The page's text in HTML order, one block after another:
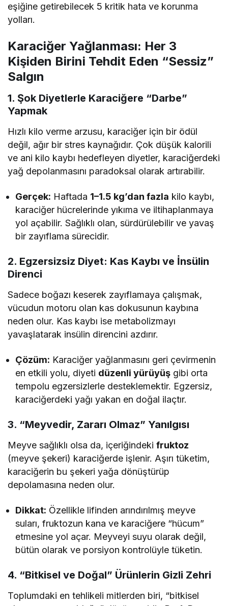
eşiğine getirebilecek 5 kritik hata ve korunma
yolları.
Karaciğer Yağlanması: Her 3
Kişiden Birini Tehdit Eden “Sessiz”
Salgın
1. Şok Diyetlerle Karaciğere “Darbe”
Yapmak
Hızlı kilo verme arzusu, karaciğer için bir ödül
değil, ağır bir stres kaynağıdır. Çok düşük kalorili
ve ani kilo kaybı hedefleyen diyetler, karaciğerdeki
yağ depolanmasını paradoksal olarak artırabilir.
Gerçek: Haftada 1–1.5 kg’dan fazla kilo kaybı,
karaciğer hücrelerinde yıkıma ve iltihaplanmaya
yol açabilir. Sağlıklı olan, sürdürülebilir ve yavaş
bir zayıflama sürecidir.
2. Egzersizsiz Diyet: Kas Kaybı ve İnsülin
Direnci
Sadece boğazı keserek zayıflamaya çalışmak,
vücudun motoru olan kas dokusunun kaybına
neden olur. Kas kaybı ise metabolizmayı
yavaşlatarak insülin direncini azdırır.
Çözüm: Karaciğer yağlanmasını geri çevirmenin
en etkili yolu, diyeti düzenli yürüyüş gibi orta
tempolu egzersizlerle desteklemektir. Egzersiz,
karaciğerdeki yağı yakan en doğal ilaçtır.
3. “Meyvedir, Zararı Olmaz” Yanılgısı
Meyve sağlıklı olsa da, içeriğindekifruktoz
(meyve şekeri) karaciğerde işlenir. Aşırı tüketim,
karaciğerin bu şekeri yağa dönüştürüp
depolamasına neden olur.
Dikkat: Özellikle lifinden arındırılmış meyve
suları, fruktozun kana ve karaciğere “hücum”
etmesine yol açar. Meyveyi suyu olarak değil,
bütün olarak ve porsiyon kontrolüyle tüketin.
4. “Bitkisel ve Doğal” Ürünlerin Gizli Zehri
Toplumdaki en tehlikeli mitlerden biri, “bitkisel